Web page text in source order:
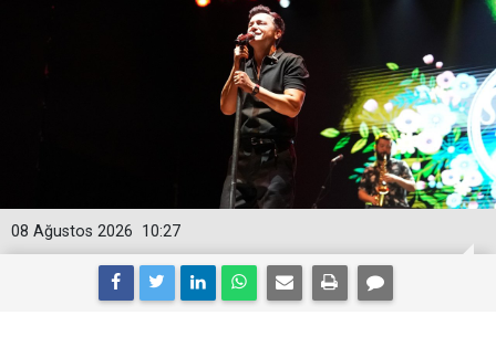
10:27
08 Ağustos 2026